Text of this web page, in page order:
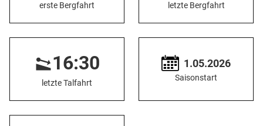
erste Bergfahrt letzte Bergfahrt
16:30
letzte Talfahrt
1.05.2026
Saisonstart